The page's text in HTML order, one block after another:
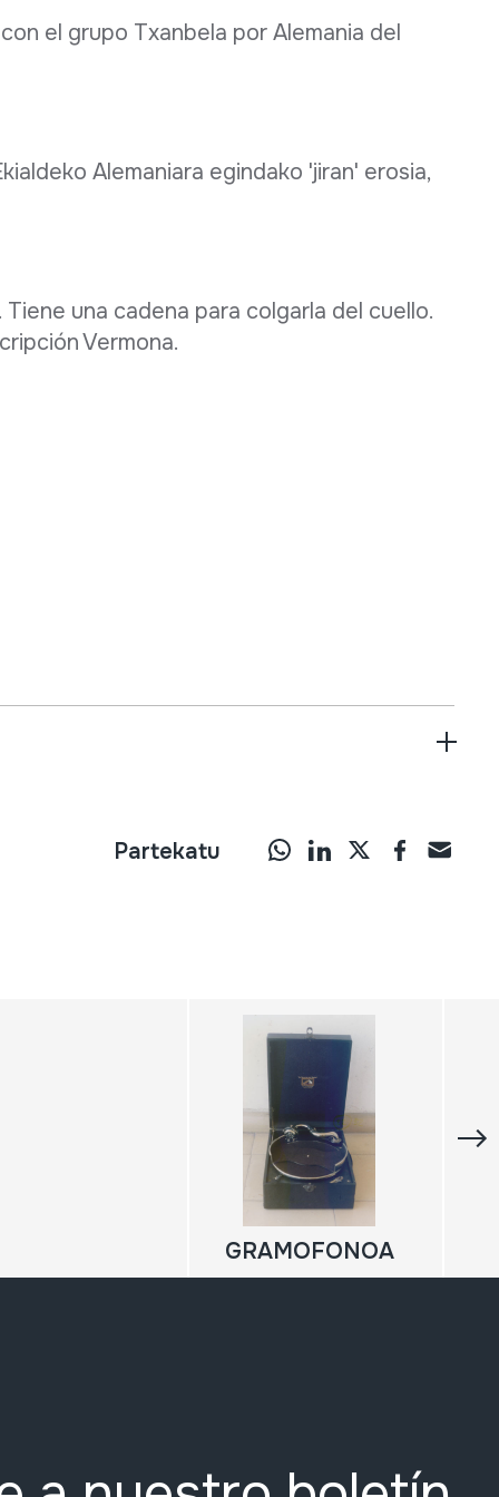
el grupo Txanbela por Alemania del
Alemaniara egindako 'jiran' erosia,
una cadena para colgarla del cuello.
Vermona.
Partekatu
GRAMOFONOA